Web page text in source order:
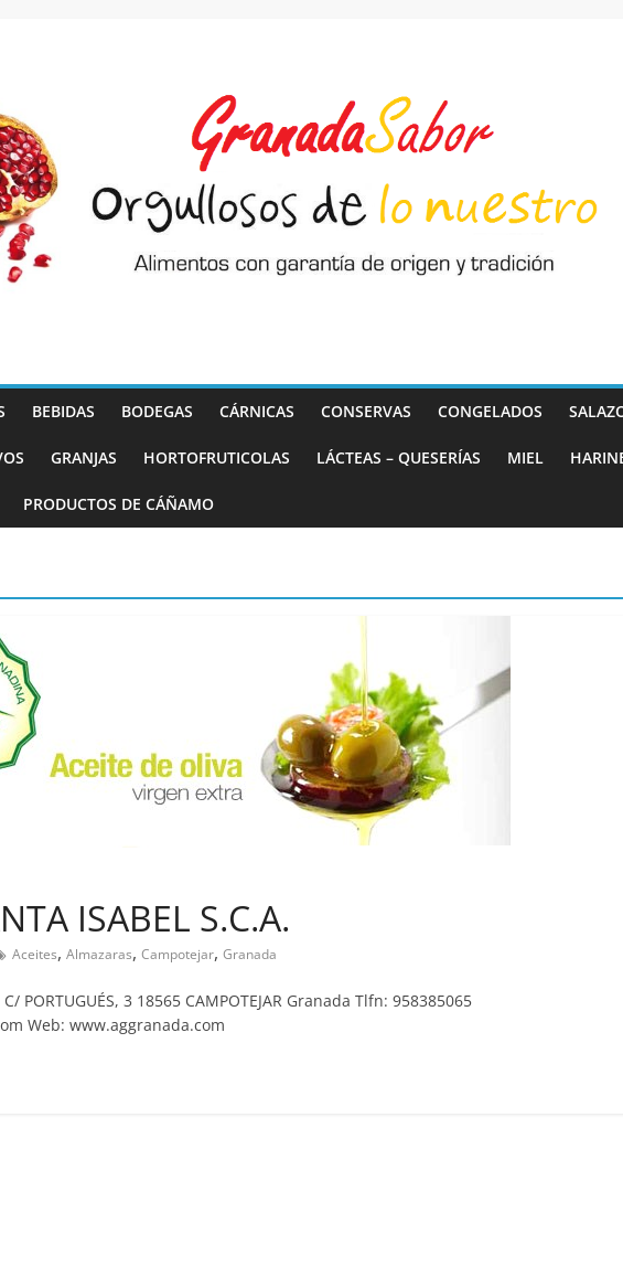
BEBIDAS BODEGAS CÁRNICAS CONSERVAS CONGELADOS
GRANJAS HORTOFRUTICOLAS LÁCTEAS – QUESERÍAS MIEL
PRODUCTOS DE CÁÑAMO
ISABEL S.C.A.
Aceites, Almazaras, Campotejar, Granada
C/ PORTUGUÉS, 3 18565 CAMPOTEJAR Granada Tlfn: 958385065
Web: www.aggranada.com
Artesana Diego
Fernández e hijos
03/02/2023
Conde de Benalúa
15/02/2023 Granada Sabor